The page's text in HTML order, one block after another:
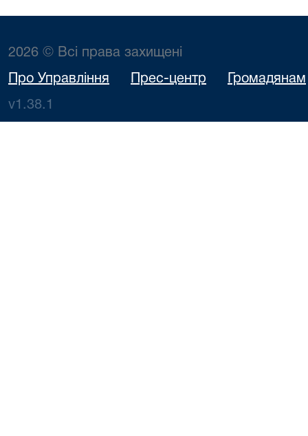
2026 © Всі права захищені
Про Управління Прес-центр Громадянам
v1.38.1